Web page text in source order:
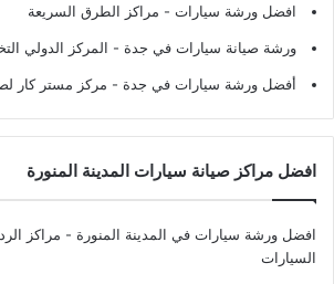
افضل ورشة سيارات - مراكز الطرق السريعة
ورشة صيانة سيارات في جدة - المركز الدولي
أفضل ورشة سيارات في جدة - مركز مستر كار
افضل مراكز صيانة سيارات المدينة المنورة
افضل ورشة سيارات في المدينة المنورة - مراكز
السيارات